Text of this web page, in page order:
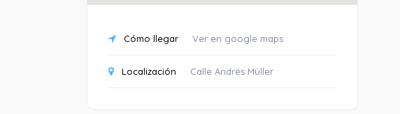
Cómo llegar Ver en google maps
Localización Calle Andrés Müller